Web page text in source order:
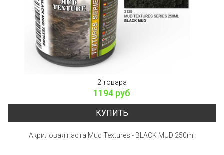
2 товара
1194 руб
КУПИТЬ
Акриловая паста Mud Textures - BLACK MUD 250ml